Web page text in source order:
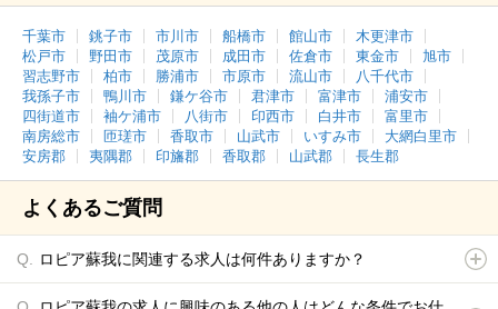
千葉市 銚子市 市川市 船橋市 館山市
木更津市
松戸市
野田市 茂原市 成田市 佐倉市 東金市
旭市
習志野市
柏市 勝浦市 市原市 流山市
八千代市
我孫子市
鴨川市 鎌ケ谷市 君津市 富津市
浦安市
四街道市
袖ケ浦市 八街市 印西市 白井市
富里市
南房総市
匝瑳市 香取市 山武市 いすみ市
大網白里市
安房郡
夷隅郡 印旛郡 香取郡 山武郡 長生郡
よくあるご質問
ロピア蘇我に関連する求人は何件ありますか？